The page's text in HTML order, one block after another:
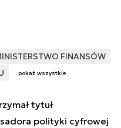
FINANSÓW
pokaż wszystkie
tytuł
polityki cyfrowej